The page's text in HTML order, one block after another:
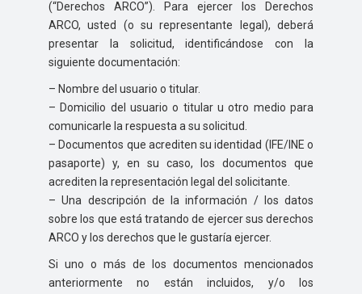
(“Derechos ARCO”). Para ejercer los Derechos
ARCO, usted (o su representante legal), deberá
presentar la solicitud, identificándose con la
siguiente documentación:
– Nombre del usuario o titular.
– Domicilio del usuario o titular u otro medio para
comunicarle la respuesta a su solicitud.
– Documentos que acrediten su identidad (IFE/INE o
pasaporte) y, en su caso, los documentos que
acrediten la representación legal del solicitante.
– Una descripción de la información / los datos
sobre los que está tratando de ejercer sus derechos
ARCO y los derechos que le gustaría ejercer.
Si uno o más de los documentos mencionados
anteriormente no están incluidos, y/o los